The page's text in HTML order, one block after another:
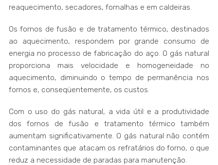
reaquecimento, secadores, fornalhas e em caldeiras.
Os fornos de fusão e de tratamento térmico, destinados
ao aquecimento, respondem por grande consumo de
energia no processo de fabricação do aço. O gás natural
proporciona mais velocidade e homogeneidade no
aquecimento, diminuindo o tempo de permanência nos
fornos e, conseqüentemente, os custos.
Com o uso do gás natural, a vida útil e a produtividade
dos fornos de fusão e tratamento térmico também
aumentam significativamente. O gás natural não contém
contaminantes que atacam os refratários do forno, o que
reduz a necessidade de paradas para manutenção.